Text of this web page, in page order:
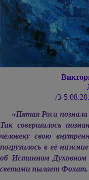
/3-
«Пятая Раса познала
Так совершилось
человеку свою
погрузилось в её
об Истинном
светами пылает Фохат.